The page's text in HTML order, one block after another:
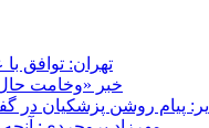
تهران: توافق
خبر «وخامت